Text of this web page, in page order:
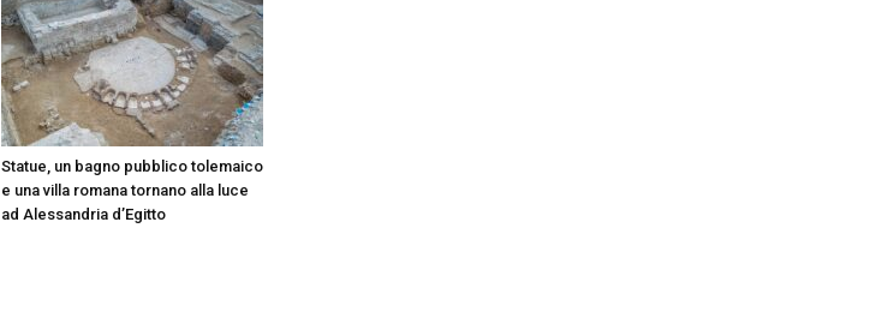
Statue, un bagno pubblico tolemaico
e una villa romana tornano alla luce
ad Alessandria d’Egitto